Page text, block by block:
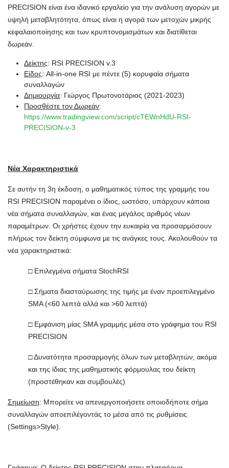
PRECISION είναι ένα ιδανικό εργαλείο για την ανάλυση αγορών με
υψηλή μεταβλητότητα, όπως είναι η αγορά των μετοχών μικρής
κεφαλαιοποίησης και των κρυπτονομισμάτων και διατίθεται
δωρεάν.
Δείκτης: RSI PRECISION v.3
Είδος: All-in-one RSI με πέντε (5) κορυφαία σήματα
συναλλαγών
Δημιουργία: Γιώργος Πρωτονοτάριος (2021-2023)
Προσθέστε τον Δωρεάν:
https://www.tradingview.com/script/cTEWnHdU-RSI-
PRECISION-v-3
Νέα Χαρακτηριστικά
Σε αυτήν τη 3η έκδοση, ο μαθηματικός τύπος της γραμμής του
RSI PRECISION παραμένει ο ίδιος, ωστόσο, υπάρχουν κάποια
νέα σήματα συναλλαγών, και ένας μεγάλος αριθμός νέων
παραμέτρων. Οι χρήστες έχουν την ευκαιρία να προσαρμόσουν
πλήρως τον δείκτη σύμφωνα με τις ανάγκες τους. Ακολουθούν τα
νέα χαρακτηριστικά:
□ Επιλεγμένα σήματα StochRSI
□ Σήματα διασταύρωσης της τιμής με έναν προεπιλεγμένο
SMA (<60 λεπτά αλλά και >60 λεπτά)
□ Εμφάνιση μίας SMA γραμμής μέσα στο γράφημα του RSI
PRECISION
□ Δυνατότητα προσαρμογής όλων των μεταβλητών, ακόμα
και της ίδιας της μαθηματικής φόρμουλας του δείκτη
(προστέθηκαν και συμβουλές)
Σημείωση: Μπορείτε να απενεργοποιήσετε οποιοδήποτε σήμα
συναλλαγών αποεπιλέγοντάς το μέσα από τις ρυθμίσεις
(Settings>Style).